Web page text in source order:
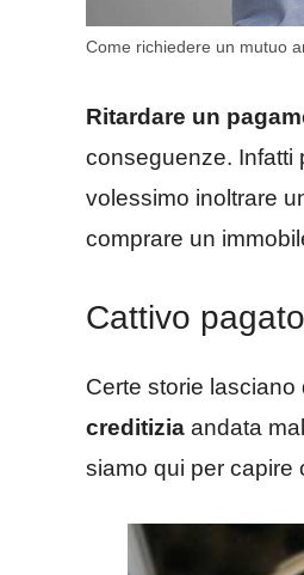
Come richiedere un mutuo
Ritardare un
conseguenze. Infatti
volessimo inoltrare
comprare un
Cattivo
Certe storie
creditizia andata
siamo qui per capire